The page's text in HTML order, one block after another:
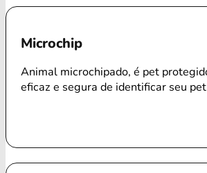
Microchip
Animal microchipado, é pet
eficaz e segura de identificar seu